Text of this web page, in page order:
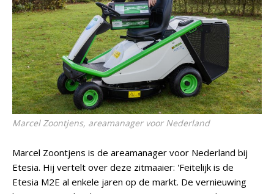
Marcel Zoontjens, areamanager voor Nederland
Marcel Zoontjens is de areamanager voor Nederland bij
Etesia. Hij vertelt over deze zitmaaier: 'Feitelijk is de
Etesia M2E al enkele jaren op de markt. De vernieuwing